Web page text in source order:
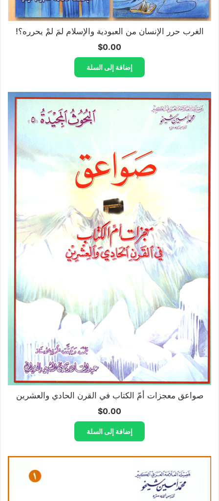
الغرب حرر الإنسان من العبودية والإسلام لمَ لمْ يحرره؟!
$0.00
إضافة إلى السلة
صواعق معجزات أمّ الكتاب في القرن الحادي والعشرين
$0.00
إضافة إلى السلة